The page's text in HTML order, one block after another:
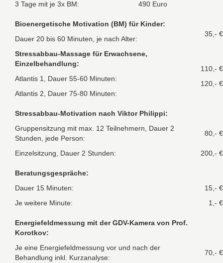
3 Tage mit je 3x BM:
490 Euro
Bioenergetische Motivation (BM) für Kinder:
Dauer 20 bis 60 Minuten, je nach Alter:
35,- €
Stressabbau-Massage für Erwachsene,
Einzelbehandlung:
Atlantis 1, Dauer 55-60 Minuten:
Atlantis 2, Dauer 75-80 Minuten:
110,- €
120,- €
Stressabbau-Motivation nach Viktor Philippi:
Gruppensitzung mit max. 12 Teilnehmern, Dauer 2
Stunden, jede Person:
80,- €
Einzelsitzung, Dauer 2 Stunden: 200,- €
Beratungsgespräche:
Dauer 15 Minuten:
15,- €
Je weitere Minute:
1,- €
Energiefeldmessung mit der GDV-Kamera von Prof.
Korotkov:
Je eine Energiefeldmessung vor und nach der
Behandlung inkl. Kurzanalyse:
70,- €